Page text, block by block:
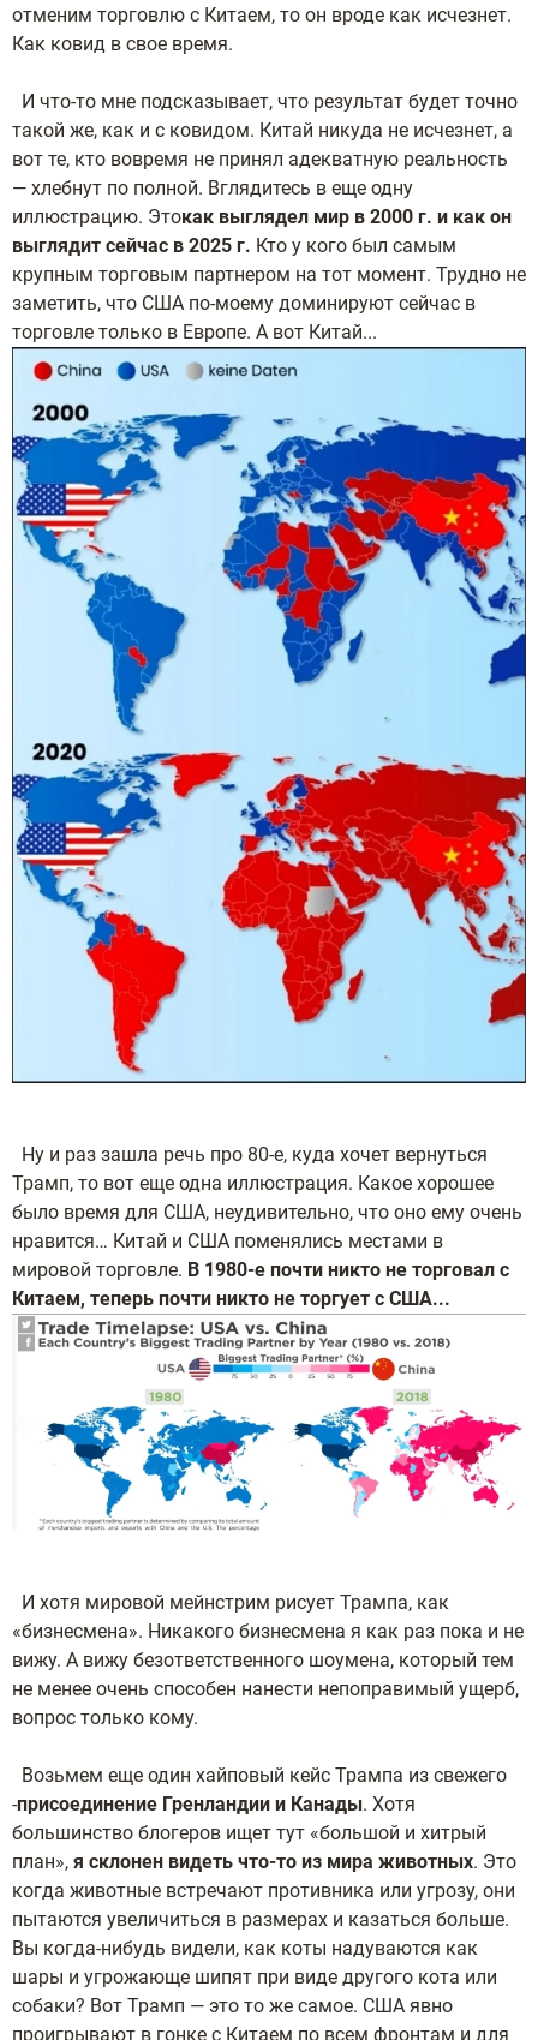
отменим торговлю с Китаем, то он вроде как исчезнет.
Как ковид в свое время.
И что-то мне подсказывает, что результат будет точно
такой же, как и с ковидом. Китай никуда не исчезнет, а
вот те, кто вовремя не принял адекватную реальность
— хлебнут по полной. Вглядитесь в еще одну
иллюстрацию. Этокак выглядел мир в 2000 г. и как он
выглядит сейчас в 2025 г. Кто у кого был самым
крупным торговым партнером на тот момент. Трудно не
заметить, что США по-моему доминируют сейчас в
торговле только в Европе. А вот Китай...
Ну и раз зашла речь про 80-е, куда хочет вернуться
Трамп, то вот еще одна иллюстрация. Какое хорошее
было время для США, неудивительно, что оно ему очень
нравится… Китай и США поменялись местами в
мировой торговле. В 1980-е почти никто не торговал с
Китаем, теперь почти никто не торгует с США...
И хотя мировой мейнстрим рисует Трампа, как
«бизнесмена». Никакого бизнесмена я как раз пока и не
вижу. А вижу безответственного шоумена, который тем
не менее очень способен нанести непоправимый ущерб,
вопрос только кому.
Возьмем еще один хайповый кейс Трампа из свежего
-присоединение Гренландии и Канады. Хотя
большинство блогеров ищет тут «большой и хитрый
план», я склонен видеть что-то из мира животных. Это
когда животные встречают противника или угрозу, они
пытаются увеличиться в размерах и казаться больше.
Вы когда-нибудь видели, как коты надуваются как
шары и угрожающе шипят при виде другого кота или
собаки? Вот Трамп — это то же самое. США явно
проигрывают в гонке с Китаем по всем фронтам и для